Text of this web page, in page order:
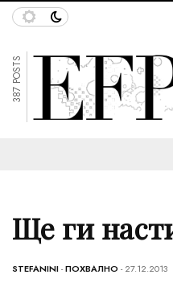
387 POSTS
Ще ги
STEFANINI-ПОХВАЛНО - 27.12.2013